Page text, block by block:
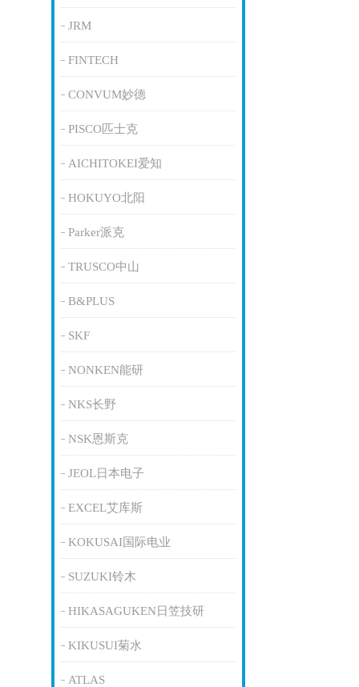
JRM
FINTECH
CONVUM妙德
PISCO匹士克
AICHITOKEI爱知
HOKUYO北阳
Parker派克
TRUSCO中山
B&PLUS
SKF
NONKEN能研
NKS长野
NSK恩斯克
JEOL日本电子
EXCEL艾库斯
KOKUSAI国际电业
SUZUKI铃木
HIKASAGUKEN日笠技研
KIKUSUI菊水
ATLAS